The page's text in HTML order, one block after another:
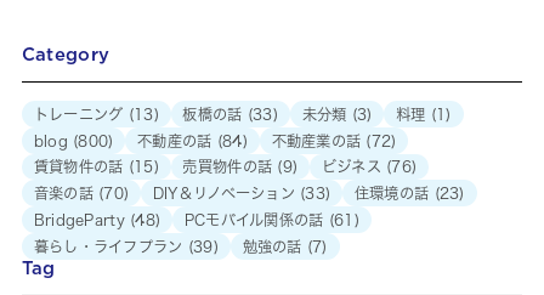
Category
トレーニング (13) 板橋の話 (33) 未分類 (3) 料理 (1)
blog (800) 不動産の話 (84) 不動産業の話 (72)
賃貸物件の話 (15) 売買物件の話 (9) ビジネス (76)
音楽の話(70) DIY＆リノベーション (33) 住環境の話 (23)
BridgeParty(48) PCモバイル関係の話 (61)
暮らし・ライフプラン (39) 勉強の話 (7)
Tag